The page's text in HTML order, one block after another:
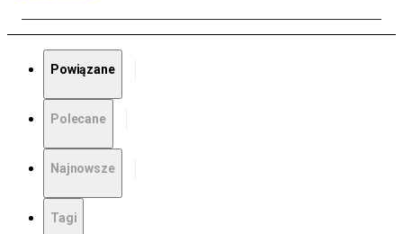
Powiązane
Polecane
Najnowsze
Tagi